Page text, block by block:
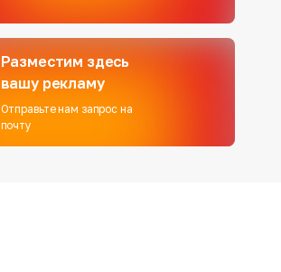
Разместим здесь
вашу рекламу
Отправьте нам запрос на
почту